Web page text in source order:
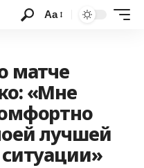
Аа
матче
«Мне
лучшей